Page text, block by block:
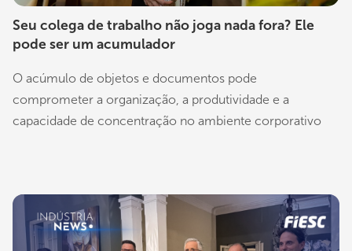
Seu colega de trabalho não joga nada fora? Ele
pode ser um acumulador
O acúmulo de objetos e documentos pode
comprometer a organização, a produtividade e a
capacidade de concentração no ambiente corporativo